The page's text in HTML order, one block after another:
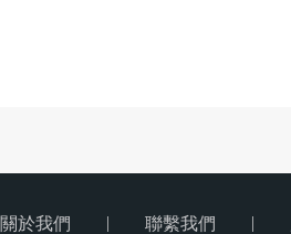
關於我們 | 聯繫我們 |